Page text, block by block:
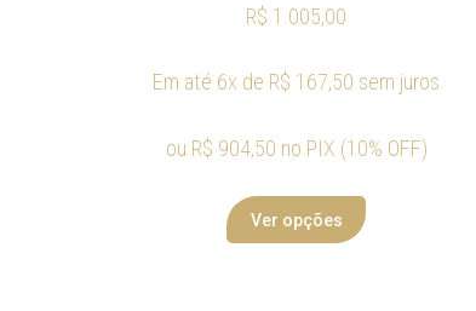
R$ 1.005,00
Em até 6x de R$ 167,50 sem juros
ou R$ 904,50 no PIX (10% OFF)
Ver opções